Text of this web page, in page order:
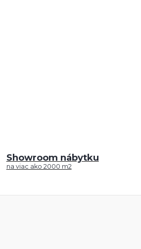
Showroom nábytku
na viac ako 2000 m2